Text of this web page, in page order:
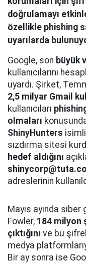
doğrulamayı
özellikle phishing
uyarılarda
Google, son büyük
kullanıcılarını
uyardı. Şirket,
2,5 milyar Gmail
kullanıcıları
olmaları
ShinyHunters
sızdırma sitesi
hedef aldığını
adreslerinin
Mayıs ayında
Fowler, 184 milyon
çıktığını ve bu
medya
Bir ay sonra ise